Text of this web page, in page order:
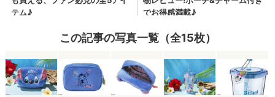
この記事の写真一覧（全15枚）